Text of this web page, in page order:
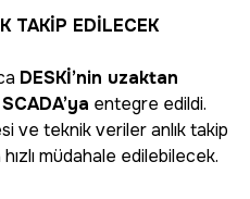
TAKİP EDİLECEK
DESKİ’nin uzaktan
entegre edildi.
ve teknik veriler anlık takip
müdahale edilebilecek.